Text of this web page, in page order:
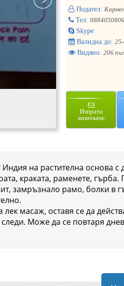
Подател:
Тел: 0884050806
Skype:
Валидна до:
Видяно: 206
Изпрати
запитване
на растителна основа с
краката, раменете,
рамо, болки в гърба.
масаж, оставя се да
Може да се повтаря